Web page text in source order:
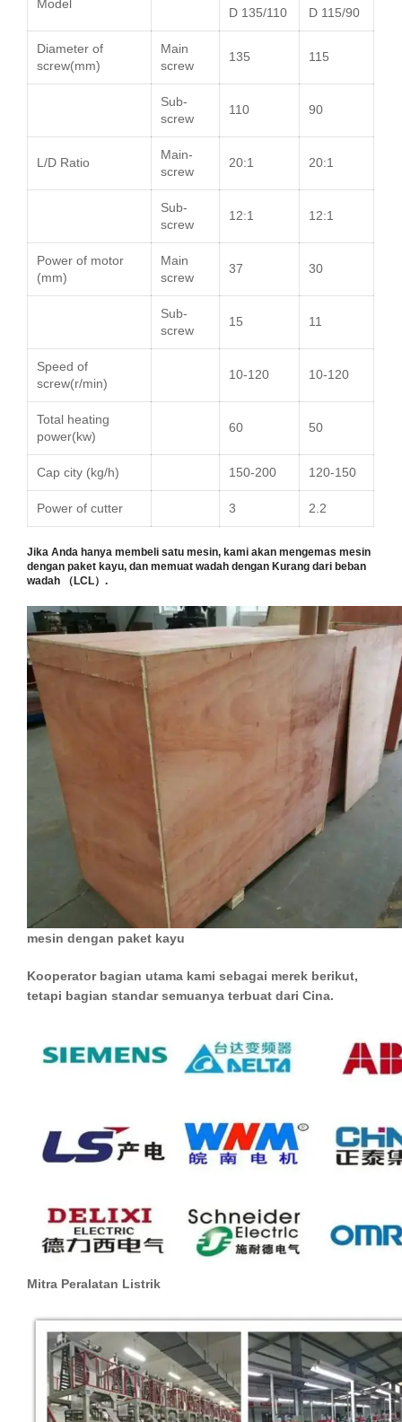
Model
D 135/110
D 115/90
Diameter of
screw(mm)
Main
screw
135 115
Sub-
screw
110 90
L/D Ratio
Main-
screw
20:1 20:1
Sub-
screw
12:1 12:1
Power of motor
(mm)
Main
screw
37 30
Sub-
screw
15 11
Speed of
screw(r/min)
10-120 10-120
Total heating
power(kw)
60 50
Cap city (kg/h) 150-200 120-150
Power of cutter 3 2.2
Jika Anda hanya membeli satu mesin, kami akan mengemas mesin
dengan paket kayu, dan memuat wadah dengan Kurang dari beban
wadah （LCL）.
mesin dengan paket kayu
Kooperator bagian utama kami sebagai merek berikut,
tetapi bagian standar semuanya terbuat dari Cina.
Mitra Peralatan Listrik